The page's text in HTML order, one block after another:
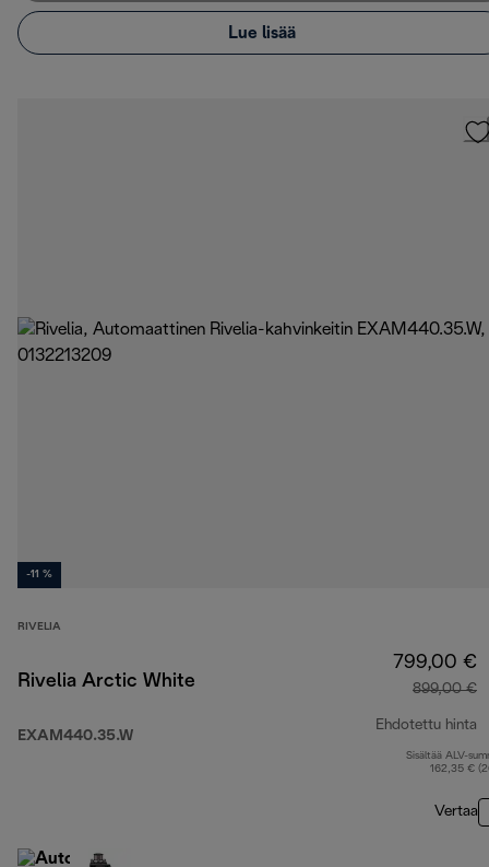
Lue lisää
-11 %
RIVELIA
Rivelia Arctic White
EXAM440.35.W
799,00 €
899,00 €
Ehdotettu hinta
Sisältää ALV-
162,35 €
Vertaa